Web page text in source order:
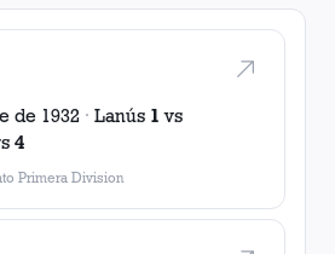
de 1932 · Lanús 1 vs
4
Primera Division